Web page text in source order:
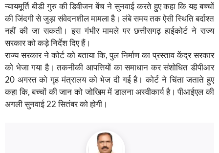
न्यायमूर्ति बीडी गुरु की डिवीजन बेंच ने सुनवाई करते हुए कहा कि यह बच्चों
की जिंदगी से जुड़ा संवेदनशील मामला है। लंबे समय तक ऐसी स्थिति बर्दाश्त
नहीं की जा सकती। इस गंभीर मामले पर छत्तीसगढ़ हाईकोर्ट ने राज्य
सरकार को कड़े निर्देश दिए हैं।
राज्य सरकार ने कोर्ट को बताया कि, पुल निर्माण का प्रस्ताव केंद्र सरकार
को भेजा गया है। तकनीकी आपत्तियों का समाधान कर संशोधित डीपीआर
20 अगस्त को गृह मंत्रालय को भेज दी गई है। कोर्ट ने चिंता जताते हुए
कहा कि, बच्चों की जान को जोखिम में डालना अस्वीकार्य है। पीआईएल की
अगली सुनवाई 22 सितंबर को होगी।